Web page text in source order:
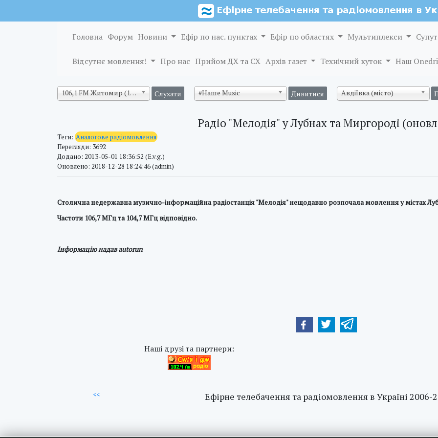
Головна Форум Новини Ефір по нас. пунктах Ефір по областях Мультиплекси
Відсутнє мовлення! Про нас Прийом ДХ та СХ Архів газет Технічний куток Наш
106,1 FM Житомир (128 кб/с) #Наше Music Авдіївка (місто)
Радіо "Мелодія" у Лубнах та Миргороді
Теги: Аналогове радіомовлення
Перегляди: 3692
Додано: 2013-05-01 18:36:52 (E.v.g.)
Оновлено: 2018-12-28 18:24:46 (admin)
Столична недержавна музично-інформаційна радіостанція "Мелодія" нещодавно розпочала мовлення у містах
Частоти 106,7 МГц та 104,7 МГц відповідно.
Інформацію надав autorun
Наші друзі та партнери:
<< Ефірне телебачення та радіомовлення в Україні 2006-